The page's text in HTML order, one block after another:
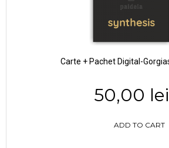
Carte + Pachet Digital-
50,00 lei
ADD TO CART